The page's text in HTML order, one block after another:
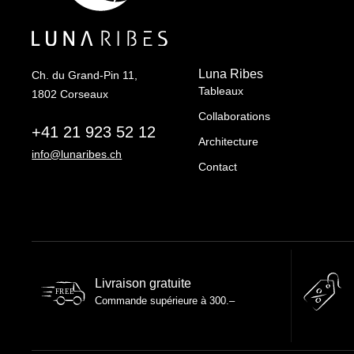
Ch. du Grand-Pin 11,
1802 Corseaux
+41 21 923 52 12
info@lunaribes.ch
Luna Ribes
Tableaux
Collaborations
Architecture
Contact
FREE
Livraison gratuite
Commande supérieure à 300.–